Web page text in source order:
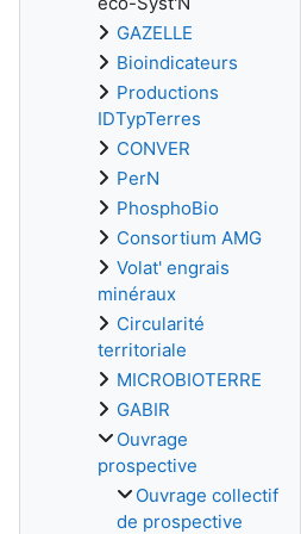
GAZELLE
Bioindicateurs
Productions
IDTypTerres
CONVER
PerN
PhosphoBio
Consortium AMG
Volat' engrais
minéraux
Circularité
territoriale
MICROBIOTERRE
GABIR
Ouvrage
prospective
Ouvrage collectif
de prospective